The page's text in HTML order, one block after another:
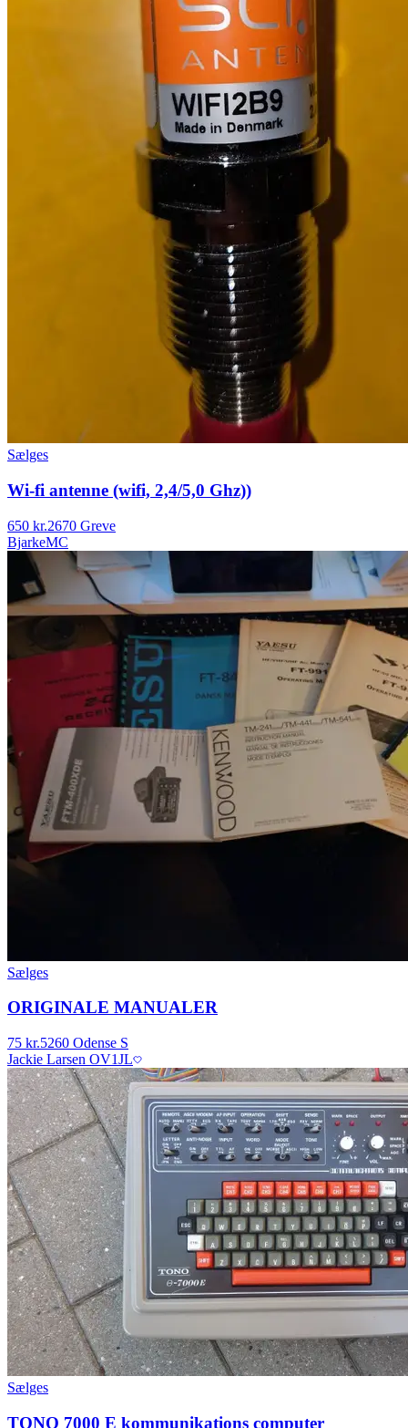
Sælges
Wi-fi antenne (wifi, 2,4/5,0 Ghz))
650 kr.2670 Greve
BjarkeMC
Sælges
ORIGINALE MANUALER
75 kr.5260 Odense S
Jackie Larsen OV1JL
Sælges
TONO 7000 E kommunikations computer